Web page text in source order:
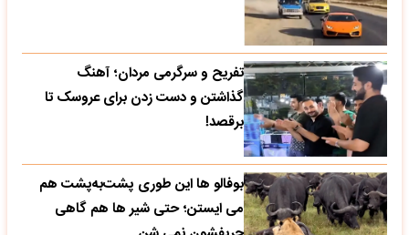
تفریح و سرگرمی مردان؛ آهنگ
گذاشتن و دست زدن برای عروسک تا
برقصد!
بوفالو ها این‌ طوری پشت‌به‌پشت هم
می‌ ایستن؛ حتی شیر ها هم گاهی